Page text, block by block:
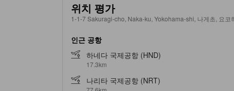
위치 평가
1-1-7 Sakuragi-cho, Naka-ku, Yokohama-shi, 나게초, 요코
인근 공항
하네다 국제공항 (HND)
17.3km
나리타 국제공항 (NRT)